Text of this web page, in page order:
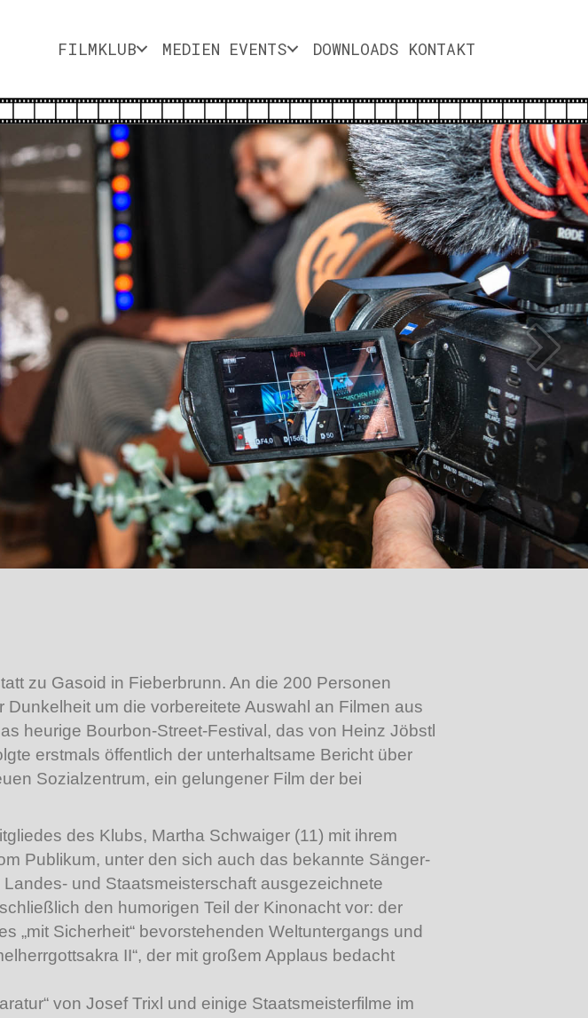
FILMKLUB MEDIEN EVENTS DOWNLOADS KONTAKT
zu Gasoid in Fieberbrunn. An die 200 Personen
um die vorbereitete Auswahl an Filmen aus
heurige Bourbon-Street-Festival, das von Heinz Jöbstl
erstmals öffentlich der unterhaltsame Bericht über
Sozialzentrum, ein gelungener Film der bei
des Klubs, Martha Schwaiger (11) mit ihrem
Publikum, unter den sich auch das bekannte Sänger-
und Staatsmeisterschaft ausgezeichnete
den humorigen Teil der Kinonacht vor: der
„mit Sicherheit“ bevorstehenden Weltuntergangs und
II“, der mit großem Applaus bedacht
von Josef Trixl und einige Staatsmeisterfilme im